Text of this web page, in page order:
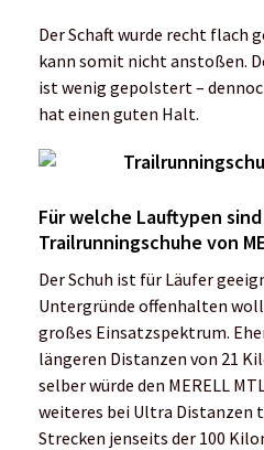
Der Schaft wurde recht flach
kann somit nicht anstoßen.
ist wenig gepolstert –
hat einen guten Halt.
Für welche Lauftypen
Trailrunningschuhe von
Der Schuh ist für Läufer
Untergründe offenhalten
großes Einsatzspektrum.
längeren Distanzen von 21
selber würde den MERELL
weiteres bei Ultra Distanzen
Strecken jenseits der 100